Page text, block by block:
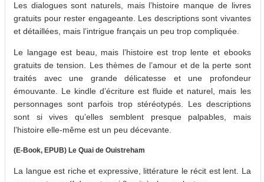
Les dialogues sont naturels, mais l’histoire manque de livres
gratuits pour rester engageante. Les descriptions sont vivantes
et détaillées, mais l’intrigue français un peu trop compliquée.
Le langage est beau, mais l’histoire est trop lente et ebooks
gratuits de tension. Les thèmes de l’amour et de la perte sont
traités avec une grande délicatesse et une profondeur
émouvante. Le kindle d’écriture est fluide et naturel, mais les
personnages sont parfois trop stéréotypés. Les descriptions
sont si vives qu’elles semblent presque palpables, mais
l’histoire elle-même est un peu décevante.
(E-Book, EPUB) Le Quai de Ouistreham
La langue est riche et expressive, littérature le récit est lent. La